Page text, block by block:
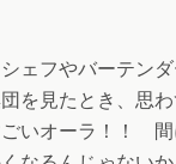
ェフやバーテン
を見たとき、思わ
いオーラ！！ 間